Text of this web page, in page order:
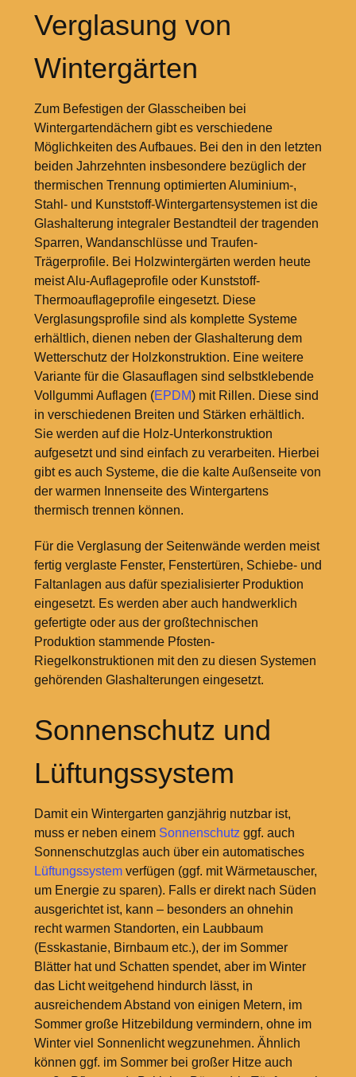
Verglasung von
Wintergärten
Zum Befestigen der Glasscheiben bei
Wintergartendächern gibt es verschiedene
Möglichkeiten des Aufbaues. Bei den in den letzten
beiden Jahrzehnten insbesondere bezüglich der
thermischen Trennung optimierten Aluminium-,
Stahl- und Kunststoff-Wintergartensystemen ist die
Glashalterung integraler Bestandteil der tragenden
Sparren, Wandanschlüsse und Traufen-
Trägerprofile. Bei Holzwintergärten werden heute
meist Alu-Auflageprofile oder Kunststoff-
Thermoauflageprofile eingesetzt. Diese
Verglasungsprofile sind als komplette Systeme
erhältlich, dienen neben der Glashalterung dem
Wetterschutz der Holzkonstruktion. Eine weitere
Variante für die Glasauflagen sind selbstklebende
Vollgummi Auflagen (EPDM) mit Rillen. Diese sind
in verschiedenen Breiten und Stärken erhältlich.
Sie werden auf die Holz-Unterkonstruktion
aufgesetzt und sind einfach zu verarbeiten. Hierbei
gibt es auch Systeme, die die kalte Außenseite von
der warmen Innenseite des Wintergartens
thermisch trennen können.
Für die Verglasung der Seitenwände werden meist
fertig verglaste Fenster, Fenstertüren, Schiebe- und
Faltanlagen aus dafür spezialisierter Produktion
eingesetzt. Es werden aber auch handwerklich
gefertigte oder aus der großtechnischen
Produktion stammende Pfosten-
Riegelkonstruktionen mit den zu diesen Systemen
gehörenden Glashalterungen eingesetzt.
Sonnenschutz und
Lüftungssystem
Damit ein Wintergarten ganzjährig nutzbar ist,
muss er neben einem Sonnenschutz ggf. auch
Sonnenschutzglas auch über ein automatisches
Lüftungssystemverfügen (ggf. mit Wärmetauscher,
um Energie zu sparen). Falls er direkt nach Süden
ausgerichtet ist, kann – besonders an ohnehin
recht warmen Standorten, ein Laubbaum
(Esskastanie, Birnbaum etc.), der im Sommer
Blätter hat und Schatten spendet, aber im Winter
das Licht weitgehend hindurch lässt, in
ausreichendem Abstand von einigen Metern, im
Sommer große Hitzebildung vermindern, ohne im
Winter viel Sonnenlicht wegzunehmen. Ähnlich
können ggf. im Sommer bei großer Hitze auch